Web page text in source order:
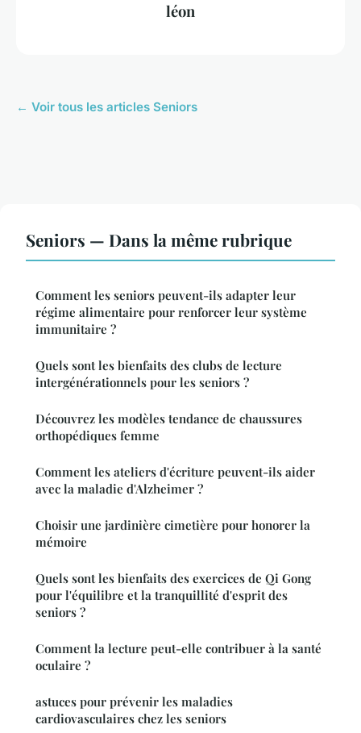
léon
← Voir tous les articles Seniors
Seniors — Dans la même rubrique
Comment les seniors peuvent-ils adapter leur
régime alimentaire pour renforcer leur système
immunitaire ?
Quels sont les bienfaits des clubs de lecture
intergénérationnels pour les seniors ?
Découvrez les modèles tendance de chaussures
orthopédiques femme
Comment les ateliers d'écriture peuvent-ils aider
avec la maladie d'Alzheimer ?
Choisir une jardinière cimetière pour honorer la
mémoire
Quels sont les bienfaits des exercices de Qi Gong
pour l'équilibre et la tranquillité d'esprit des
seniors ?
Comment la lecture peut-elle contribuer à la santé
oculaire ?
astuces pour prévenir les maladies
cardiovasculaires chez les seniors